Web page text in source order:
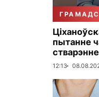
пытанне
12:13